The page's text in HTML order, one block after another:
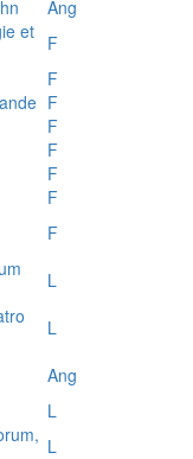
Ang
et F
F
F
F
F
F
F
F
L
L
Ang
L
L